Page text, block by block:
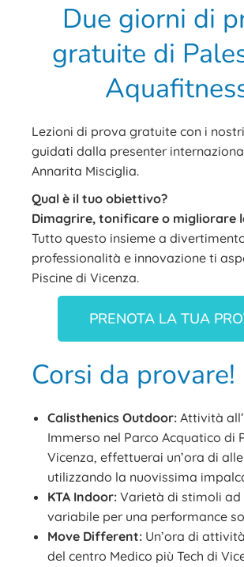
Due giorni di
gratuite di
Lezioni di prova gratuite con i
guidati dalla presenter
Annarita Misciglia.
Qual è il tuo obiettivo?
Dimagrire, tonificare o migliorare
Tutto questo insieme a
professionalità e innovazione ti
Piscine di Vicenza.
PRENOTA LA TUA
Corsi da provare!
Calisthenics Outdoor: Attività
Immerso nel Parco Acquatico di
Vicenza, effettuerai un’ora di
utilizzando la nuovissima
KTA Indoor: Varietà di stimoli ad
variabile per una performance
Move Different: Un’ora di
del centro Medico più Tech di